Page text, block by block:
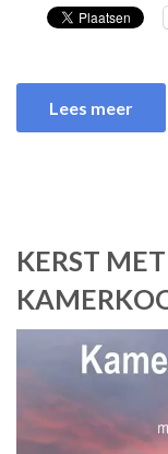
Lees meer
KERST